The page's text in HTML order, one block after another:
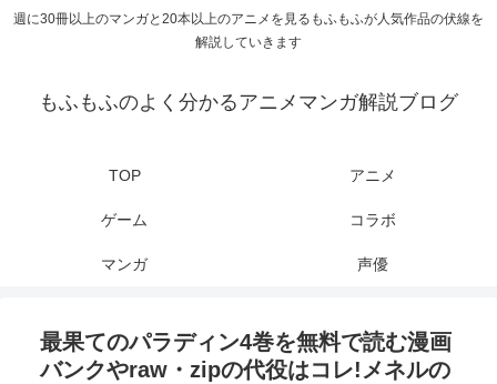
週に30冊以上のマンガと20本以上のアニメを見るもふもふが人気作品の伏線を
解説していきます
もふもふのよく分かるアニメマンガ解説ブログ
TOP アニメ
ゲーム コラボ
マンガ 声優
最果てのパラディン4巻を無料で読む漫画
バンクやraw・zipの代役はコレ!メネルの